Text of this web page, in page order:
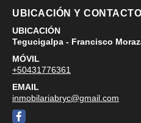
UBICACIÓN Y CONTACTO
UBICACIÓN
Tegucigalpa - Francisco
MÓVIL
+50431776361
EMAIL
inmobilariabryc@gmail.com
Facebook